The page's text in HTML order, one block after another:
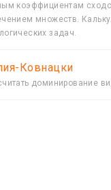
коэффициентам
множеств.
задач.
Ковнацки
доминирование